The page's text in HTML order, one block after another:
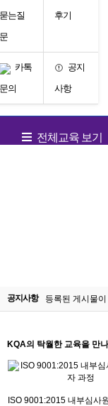
묻는질
문
후기
카톡
문의
공지
사항
전체교육 보기
공지사항
KQA의 탁월한 교육을 만
ISO 9001:2015 내부심사